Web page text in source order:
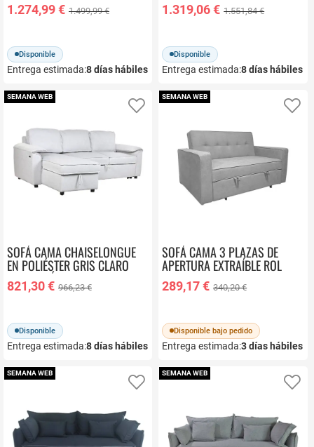
1.274,99 € 1.499,99 €
Disponible
Entrega estimada:8días hábiles
1.319,06 € 1.551,84 €
Disponible
Entrega estimada:8días hábiles
SEMANA WEB
Añadir a favoritos
SOFÁ CAMA CHAISELONGUE
EN POLIÉSTER GRIS CLARO
CON ARCÓN Y USB MB-
219487
821,30 € 966,23 €
Disponible
Entrega estimada:8días hábiles
SEMANA WEB
SOFÁ CAMA 3 PLAZAS DE
APERTURA EXTRAÍBLE ROL
289,17 € 340,20 €
Disponible bajo pedido
Entrega estimada:3días hábiles
SEMANA WEB
Añadir a favoritos
SEMANA WEB